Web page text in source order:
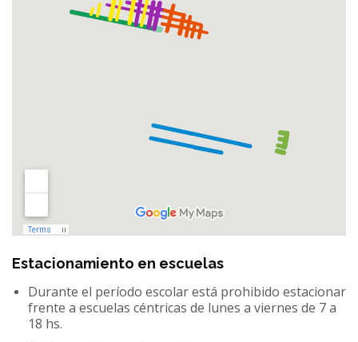
Estacionamiento en escuelas
Durante el período escolar está prohibido estacionar
frente a escuelas céntricas de lunes a viernes de 7 a
18 hs.